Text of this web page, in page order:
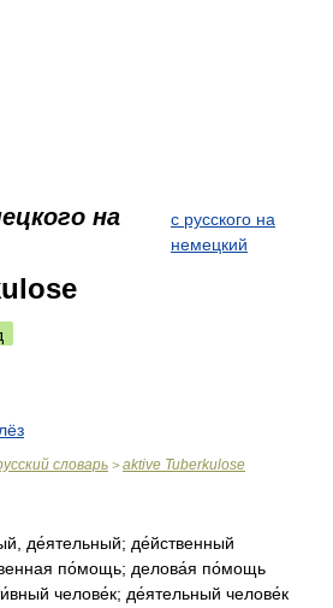
на
с русского на
немецкий
словарь > aktive Tuberkulose
де́ятельный; де́йственный
по́мощь; делова́я по́мощь
челове́к; де́ятельный челове́к